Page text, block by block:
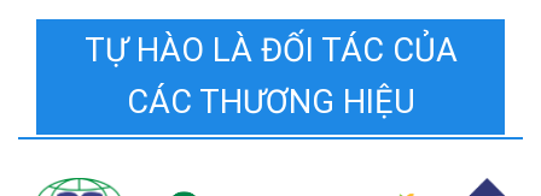
TỰ HÀO LÀ ĐỐI TÁC CỦA
CÁC THƯƠNG HIỆU